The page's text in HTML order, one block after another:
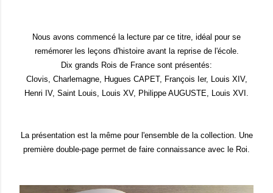
Nous avons commencé la lecture par ce titre, idéal pour se
remémorer les leçons d'histoire avant la reprise de l'école.
Dix grands Rois de France sont présentés:
Clovis, Charlemagne, Hugues CAPET, François Ier, Louis XIV,
Henri IV, Saint Louis, Louis XV, Philippe AUGUSTE, Louis XVI.
La présentation est la même pour l'ensemble de la collection. Une
première double-page permet de faire connaissance avec le Roi.